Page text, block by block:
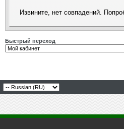
Извините, нет совпадений.
Быстрый переход